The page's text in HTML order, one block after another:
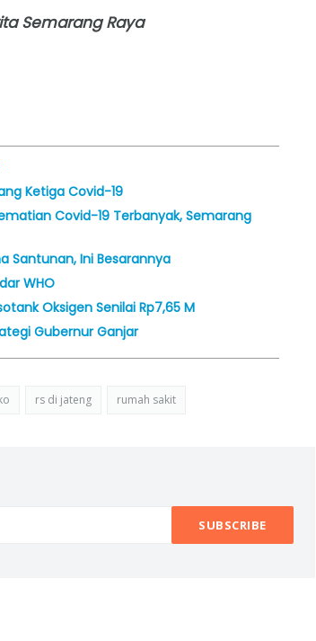
Semarang Raya
Ketiga Covid-19
Covid-19 Terbanyak, Semarang
Santunan, Ini Besarannya
WHO
Oksigen Senilai Rp7,65 M
Gubernur Ganjar
rs di jateng rumah sakit